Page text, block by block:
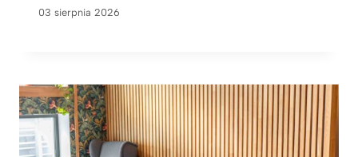
03 sierpnia 2026